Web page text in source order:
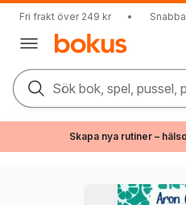
Fri frakt över 249 kr •
Sök bok, spel, pussel,
Skapa nya rutiner –